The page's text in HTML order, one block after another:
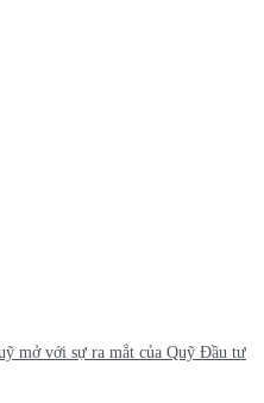
mở với sự ra mắt của Quỹ Đầu tư